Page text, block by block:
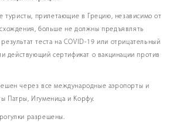
туристы, прилетающие в Грецию, независимо от
больше не должны предъявлять
теста на COVID-19 или отрицательный
действующий сертификат о вакцинации против
через все международные аэропорты и
Патры, Игуменица и Корфу.
разрешены.